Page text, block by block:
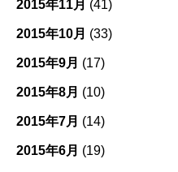
2015年11月 (41)
2015年10月 (33)
2015年9月 (17)
2015年8月 (10)
2015年7月 (14)
2015年6月 (19)